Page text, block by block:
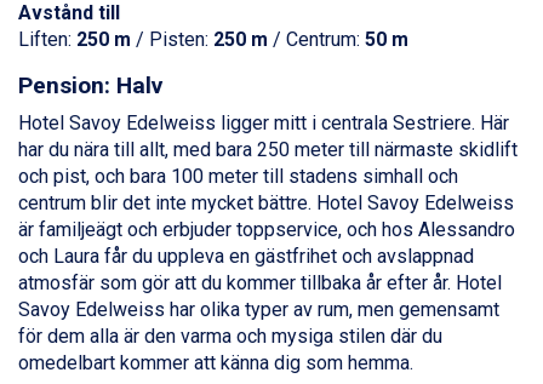
Zell am See från 6.295 kr.
Canazei från 7.195 kr.
Livigno från 5.595 kr.
Alleghe från 8.545 kr.
Bad Gastein från 6.295 kr.
Sauze dOulx från 6.145 kr.
Arabba från 11.045 kr.
La Thuile från 7.045 kr.
Cervinia från 8.245 kr.
Passo Tonale från 5.895 kr.
Bad Hofgastein från 8.595 kr.
Saalbach från 9.445 kr.
Sölden från 12.995 kr.
Avstånd till
Liften: 250 m / Pisten: 250 m / Centrum: 50 m
Pension: Halv
Hotel Savoy Edelweiss ligger mitt i centrala Sestriere. Här
har du nära till allt, med bara 250 meter till närmaste skidlift
och pist, och bara 100 meter till stadens simhall och
centrum blir det inte mycket bättre. Hotel Savoy Edelweiss
är familjeägt och erbjuder toppservice, och hos Alessandro
och Laura får du uppleva en gästfrihet och avslappnad
atmosfär som gör att du kommer tillbaka år efter år. Hotel
Savoy Edelweiss har olika typer av rum, men gemensamt
för dem alla är den varma och mysiga stilen där du
omedelbart kommer att känna dig som hemma.